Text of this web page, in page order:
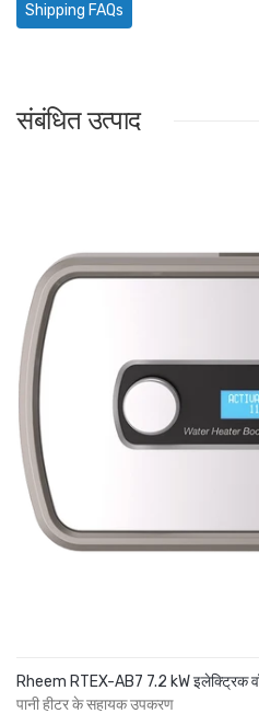
Shipping FAQs
संबंधित उत्पाद
Rheem RTEX-AB7 7.2 kW इलेक्ट्रिक
पानी हीटर के सहायक उपकरण